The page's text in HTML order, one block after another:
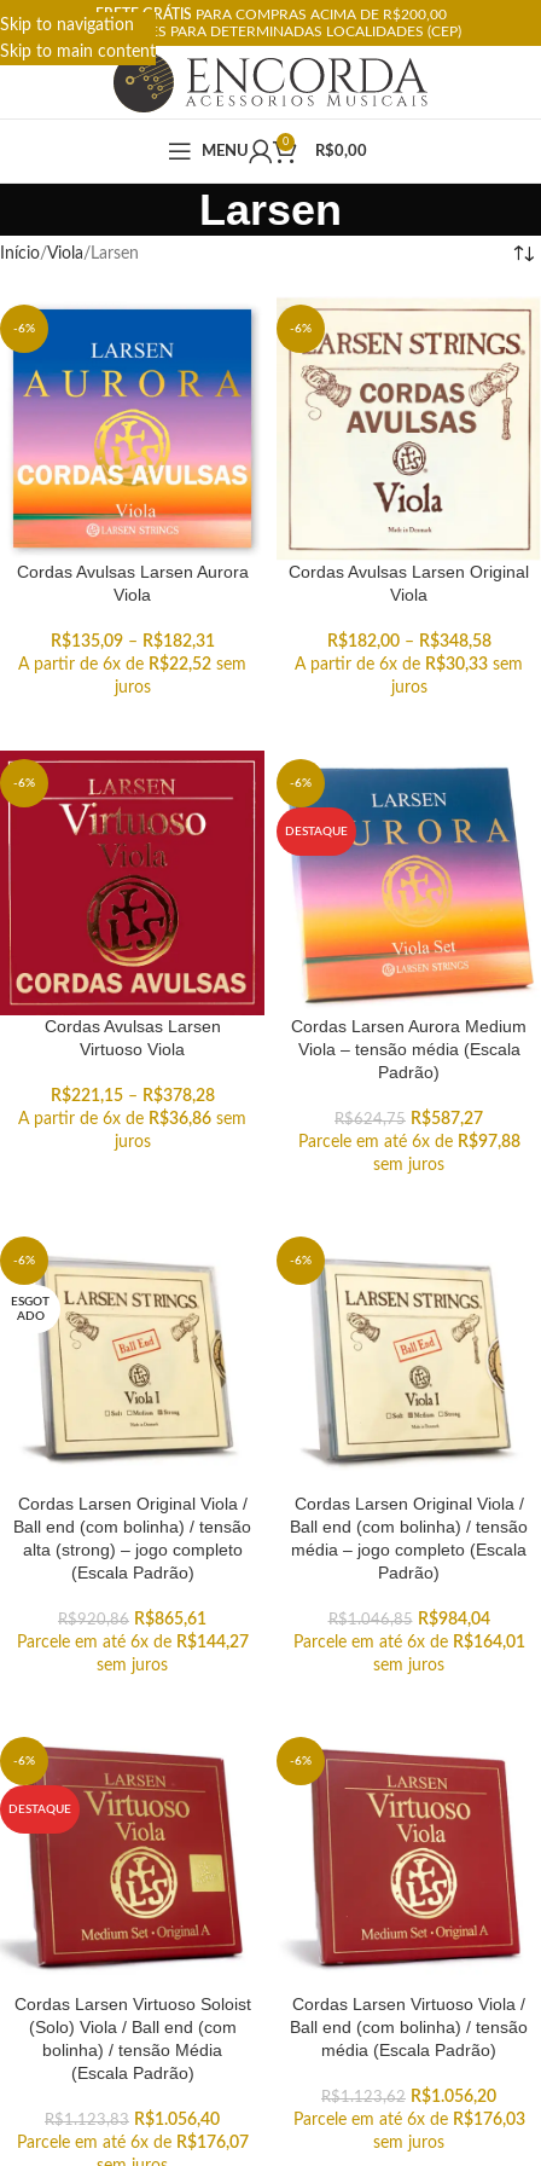
Skip to navigation
Skip to main content
FRETE GRÁTIS PARA COMPRAS ACIMA DE R$200,00
RESTRIÇÕES PARA DETERMINADAS LOCALIDADES (CEP)
MENU
0
R$0,00
Larsen
Início Viola Larsen
-6%
Cordas Avulsas Larsen Aurora
Viola
R$135,09 – R$182,31
A partir de 6x de R$22,52 sem
juros
-6%
Cordas Avulsas Larsen Original
Viola
R$182,00 – R$348,58
A partir de 6x de R$30,33 sem
juros
-6%
Cordas Avulsas Larsen
Virtuoso Viola
R$221,15 – R$378,28
A partir de 6x de R$36,86 sem
juros
-6%
DESTAQUE
Cordas Larsen Aurora Medium
Viola – tensão média (Escala
Padrão)
R$624,75 R$587,27
Parcele em até 6x de R$97,88
sem juros
-6%
ESGOT
ADO
Cordas Larsen Original Viola /
Ball end (com bolinha) / tensão
alta (strong) – jogo completo
(Escala Padrão)
R$920,86 R$865,61
Parcele em até 6x de R$144,27
sem juros
-6%
Cordas Larsen Original Viola /
Ball end (com bolinha) / tensão
média – jogo completo (Escala
Padrão)
R$1.046,85 R$984,04
Parcele em até 6x de R$164,01
sem juros
-6%
DESTAQUE
Cordas Larsen Virtuoso Soloist
(Solo) Viola / Ball end (com
bolinha) / tensão Média
(Escala Padrão)
R$1.123,83 R$1.056,40
Parcele em até 6x de R$176,07
-6%
Cordas Larsen Virtuoso Viola /
Ball end (com bolinha) / tensão
média (Escala Padrão)
R$1.123,62 R$1.056,20
Parcele em até 6x de R$176,03
sem juros